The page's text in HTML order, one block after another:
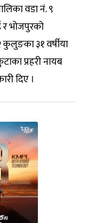
वडा नं. ९
भोजपुरको
कुलुङका ३१ वर्षीया
प्रहरी नायब
दिए ।